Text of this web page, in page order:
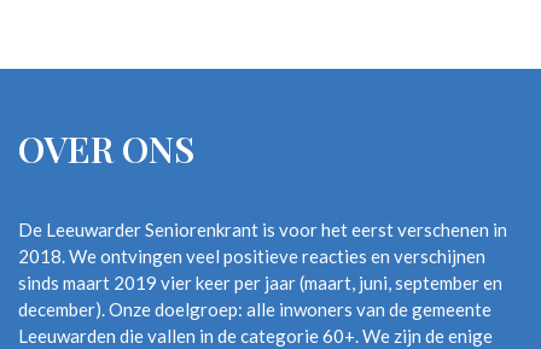
OVER ONS
De Leeuwarder Seniorenkrant is voor het eerst verschenen in
2018. We ontvingen veel positieve reacties en verschijnen
sinds maart 2019 vier keer per jaar (maart, juni, september en
december). Onze doelgroep: alle inwoners van de gemeente
Leeuwarden die vallen in de categorie 60+. We zijn de enige